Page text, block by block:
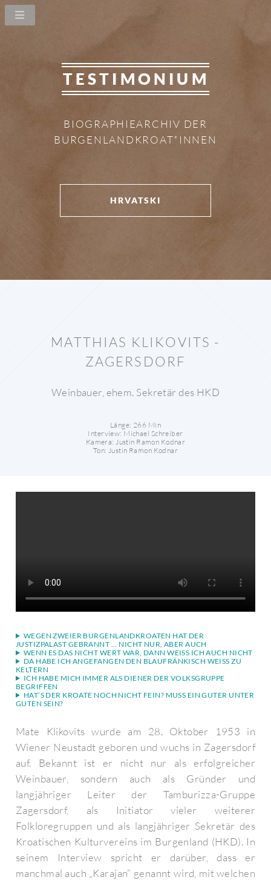
TESTIMONIUM
BIOGRAPHIEARCHIV DER
BURGENLANDKROAT*INNEN
HRVATSKI
MATTHIAS KLIKOVITS -
ZAGERSDORF
Weinbauer, ehem. Sekretär des HKD
Länge: 266 Min
Interview: Michael Schreiber
Kamera: Justin Ramon Kodnar
Ton: Justin Ramon Kodnar
WEGEN ZWEIER BURGENLANDKROATEN HAT DER
JUSTIZPALAST GEBRANNT ... NICHT NUR, ABER AUCH
WENN ES DAS NICHT WERT WAR, DANN WEISS ICH AUCH NICHT
DA HABE ICH ANGEFANGEN DEN BLAUFRÄNKISCH WEISS ZU K
ELTERN
ICH HABE MICH IMMER ALS DIENER DER VOLKSGRUPPE
BEGRIFFEN
HAT’S DER KROATE NOCH NICHT FEIN? MUSS EIN GUTER UNTER
GUTEN SEIN?
Mate Klikovits wurde am 28. Oktober 1953 in
Wiener Neustadt geboren und wuchs in Zagersdorf
auf. Bekannt ist er nicht nur als erfolgreicher
Weinbauer, sondern auch als Gründer und
langjähriger Leiter der Tamburizza-Gruppe
Zagersdorf, als Initiator vieler weiterer
Folkloregruppen und als langjähriger Sekretär des
Kroatischen Kulturvereins im Burgenland (HKD). In
seinem Interview spricht er darüber, dass er
manchmal auch „Karajan“ genannt wird, mit welchen